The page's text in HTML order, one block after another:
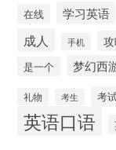
在线 学习英语
成人 手机
是一个
梦幻西
礼物 考生 考
英语口语